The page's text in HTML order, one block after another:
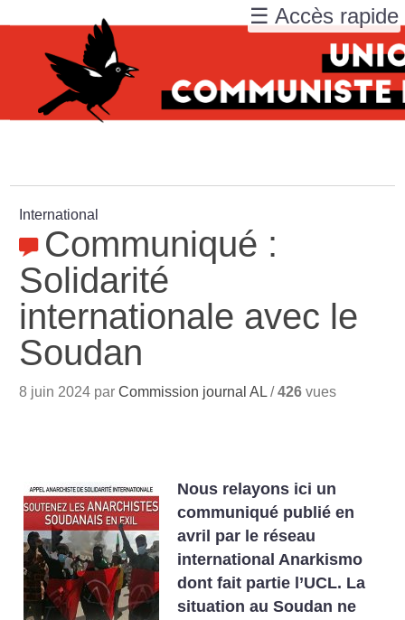
International
Communiqué :
Solidarité
internationale avec le
Soudan
8 juin 2024 parCommission journal AL /426 vues
Nous relayons ici un
communiqué publié en
avril par le réseau
international Anarkismo
dont fait partie l’UCL. La
situation au Soudan ne
☰ Accès rapide